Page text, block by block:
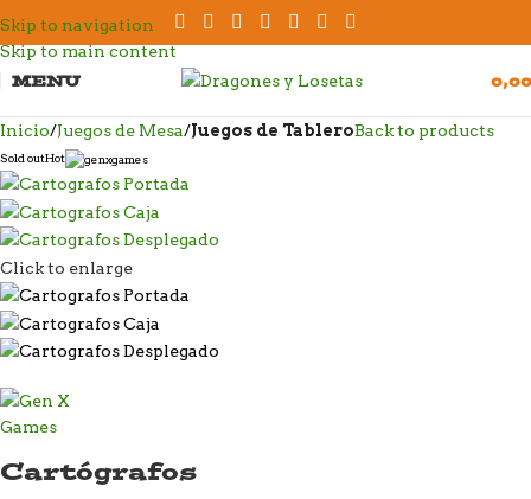
Skip to navigation
Skip to main content
MENU 0,00
Inicio Juegos de Mesa Juegos de TableroBack to products
Sold outHot
Click to enlarge
Cartógrafos